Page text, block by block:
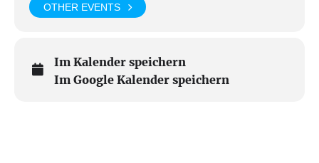
OTHER EVENTS
Im Kalender speichern
Im Google Kalender speichern